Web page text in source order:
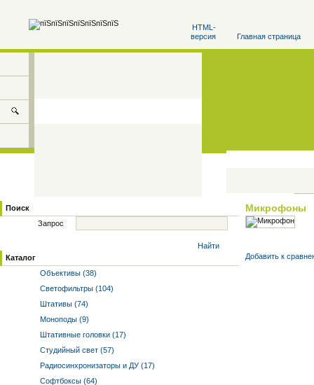
HTML-
версия
Главная страница
Поиск
Запрос
Найти
Каталог
Объективы (38)
Светофильтры (104)
Штативы (74)
Моноподы (9)
Штативные головки (17)
Студийный свет (57)
Радиосинхронизаторы и ДУ (17)
Софтбоксы (64)
Микрофоны
Добавить к